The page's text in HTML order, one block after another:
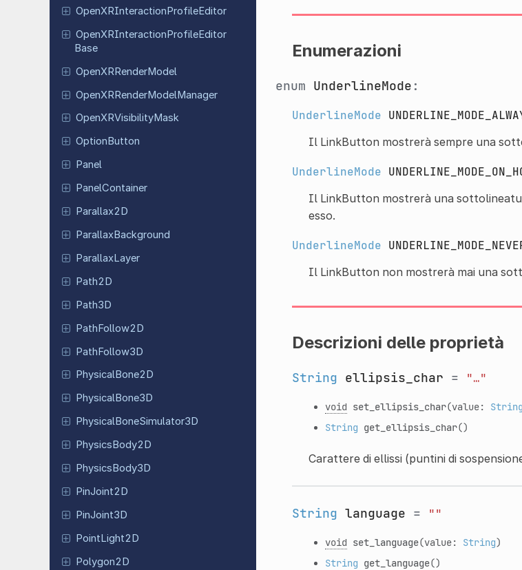
OpenXRInteractionProfileEditor
OpenXRInteractionProfileEditor
Base
OpenXRRenderModel
OpenXRRenderModelManager
OpenXRVisibilityMask
Option Button
Panel
PanelContainer
Parallax2D
ParallaxBackground
ParallaxLayer
Path2D
Path3D
PathFollow2D
PathFollow3D
PhysicalBone2D
PhysicalBone3D
PhysicalBoneSimulator3D
PhysicsBody2D
PhysicsBody3D
PinJoint2D
PinJoint3D
PointLight2D
Polygon2D
Enumerazioni
enum UnderlineMode :
UnderlineMode
Il LinkButton mostrerà sempre una
UnderlineMode
Il LinkButton mostrerà una
esso.
UnderlineMode
Il LinkButton non mostrerà mai una
Descrizioni delle proprietà
String ellipsis_char = "…"
void set_ellipsis_char(value: String
String get_ellipsis_char()
Carattere di ellissi (puntini di
String language = ""
void set_language(value: String)
String get_language()